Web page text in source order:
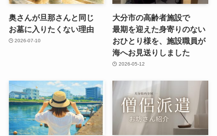
奥さんが​旦那さんと​同じ​
お墓に​入りたくない​理由
2026-07-10
大分市の​高齢者施設で​
最期を​迎えた​身寄りの​ない​
おひとり様を、​施設職員が​
海へお見送りしました
2026-05-12